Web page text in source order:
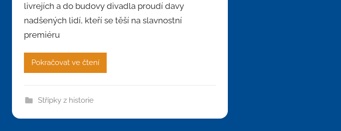
livrejích a do budovy divadla proudí davy
nadšených lidí, kteří se těší na slavnostní
premiéru
Pokračovat ve čtení
Střípky z historie